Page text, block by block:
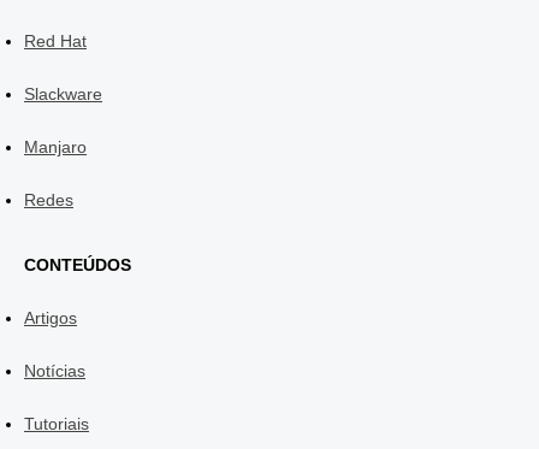
Red Hat
Slackware
Manjaro
Redes
CONTEÚDOS
Artigos
Notícias
Tutoriais